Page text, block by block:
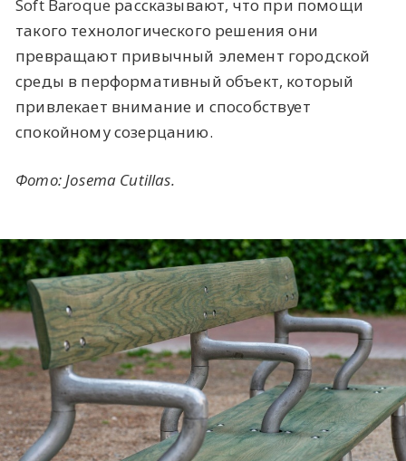
Soft Baroque рассказывают, что при помощи
такого технологического решения они
превращают привычный элемент городской
среды в перформативный объект, который
привлекает внимание и способствует
спокойному созерцанию.
Фото: Josema Cutillas.